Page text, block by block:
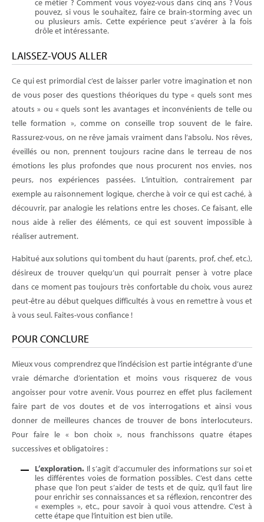
ce métier ? Comment vous voyez-vous dans cinq ans ? Vous
pouvez, si vous le souhaitez, faire ce brain-storming avec un
ou plusieurs amis. Cette expérience peut s’avérer à la fois
drôle et intéressante.
LAISSEZ-VOUS ALLER
Ce qui est primordial c’est de laisser parler votre imagination et non
de vous poser des questions théoriques du type « quels sont mes
atouts » ou « quels sont les avantages et inconvénients de telle ou
telle formation », comme on conseille trop souvent de le faire.
Rassurez-vous, on ne rêve jamais vraiment dans l’absolu. Nos rêves,
éveillés ou non, prennent toujours racine dans le terreau de nos
émotions les plus profondes que nous procurent nos envies, nos
peurs, nos expériences passées. L’intuition, contrairement par
exemple au raisonnement logique, cherche à voir ce qui est caché, à
découvrir, par analogie les relations entre les choses. Ce faisant, elle
nous aide à relier des éléments, ce qui est souvent impossible à
réaliser autrement.
Habitué aux solutions qui tombent du haut (parents, prof, chef, etc.),
désireux de trouver quelqu’un qui pourrait penser à votre place
dans ce moment pas toujours très confortable du choix, vous aurez
peut-être au début quelques difficultés à vous en remettre à vous et
à vous seul. Faites-vous confiance !
POUR CONCLURE
Mieux vous comprendrez que l’indécision est partie intégrante d’une
vraie démarche d’orientation et moins vous risquerez de vous
angoisser pour votre avenir. Vous pourrez en effet plus facilement
faire part de vos doutes et de vos interrogations et ainsi vous
donner de meilleures chances de trouver de bons interlocuteurs.
Pour faire le « bon choix », nous franchissons quatre étapes
successives et obligatoires :
L’exploration. Il s’agit d’accumuler des informations sur soi et
les différentes voies de formation possibles. C’est dans cette
phase que l’on peut s’aider de tests et de quiz, qu’il faut lire
pour enrichir ses connaissances et sa réflexion, rencontrer des
« exemples », etc., pour savoir à quoi vous attendre. C’est à
cette étape que l’intuition est bien utile.